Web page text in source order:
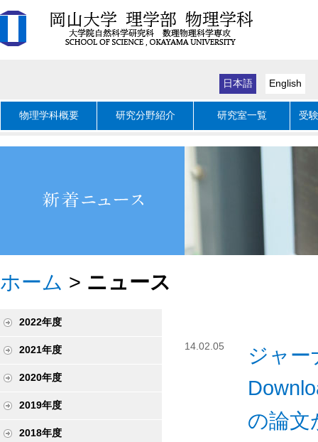
日本語 English
物理学科概要 研究分野紹介 研究室一覧 受
ホーム > ニュース
2022年度
2021年度
2020年度
2019年度
2018年度
14.02.05
ジャー
の論文